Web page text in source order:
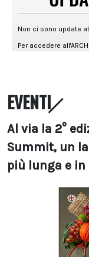
EVENTI
Al via la 2°
Summit, un
più lunga e